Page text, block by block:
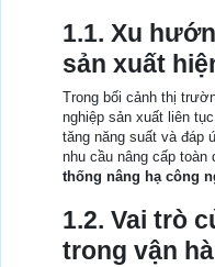
1.1. Xu
sản xuất
Trong bối cảnh thị
nghiệp sản xuất liên tục
tăng năng suất và đáp
nhu cầu nâng cấp toàn
thống nâng hạ công
1.2. Vai trò
trong vận